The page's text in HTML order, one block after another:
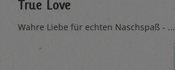
True Love
Wahre Liebe für echten Naschspaß - ...